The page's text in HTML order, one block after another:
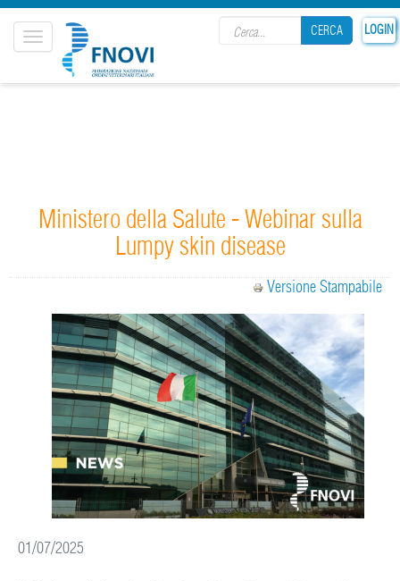
LOGIN
CERCA
Toggle
navigation
Ministero della Salute - Webinar sulla
Lumpy skin disease
Versione Stampabile
01/07/2025